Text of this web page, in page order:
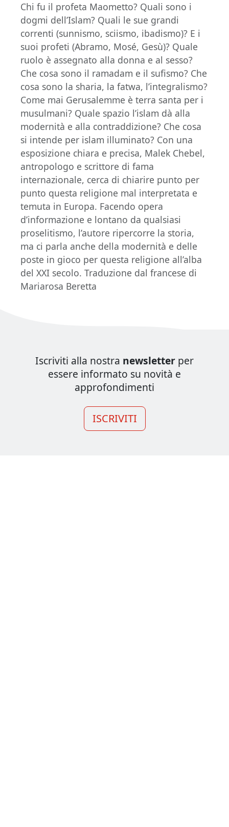
Chi fu il profeta Maometto? Quali sono i
dogmi dell’Islam? Quali le sue grandi
correnti (sunnismo, sciismo, ibadismo)? E i
suoi profeti (Abramo, Mosé, Gesù)? Quale
ruolo è assegnato alla donna e al sesso?
Che cosa sono il ramadam e il sufismo? Che
cosa sono la sharia, la fatwa, l’integralismo?
Come mai Gerusalemme è terra santa per i
musulmani? Quale spazio l’islam dà alla
modernità e alla contraddizione? Che cosa
si intende per islam illuminato? Con una
esposizione chiara e precisa, Malek Chebel,
antropologo e scrittore di fama
internazionale, cerca di chiarire punto per
punto questa religione mal interpretata e
temuta in Europa. Facendo opera
d’informazione e lontano da qualsiasi
proselitismo, l’autore ripercorre la storia,
ma ci parla anche della modernità e delle
poste in gioco per questa religione all’alba
del XXI secolo. Traduzione dal francese di
Mariarosa Beretta
Iscriviti alla nostra newsletter per
essere informato su novità e
approfondimenti
ISCRIVITI